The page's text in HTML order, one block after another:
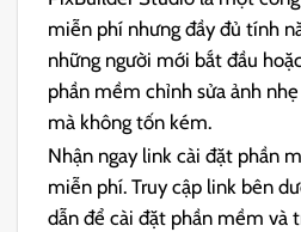
miễn phí nhưng đầy đủ tính
những người mới bắt đầu
phần mềm chỉnh sửa ảnh
mà không tốn kém.
Nhận ngay link cài đặt phần
miễn phí. Truy cập link bên
dẫn để cài đặt phần mềm và